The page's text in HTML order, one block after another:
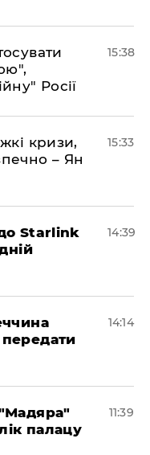
Росії
15:38
кризи,
– Ян
15:33
Starlink
14:39
14:14
палацу
11:39